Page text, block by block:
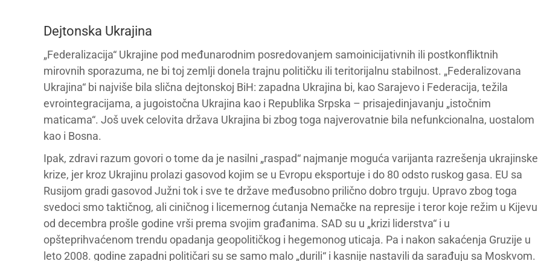
Dejtonska Ukrajina
„Federalizacija“ Ukrajine pod međunarodnim posredovanjem samoinicijativnih ili postkonfliktnih
mirovnih sporazuma, ne bi toj zemlji donela trajnu političku ili teritorijalnu stabilnost. „Federalizovana
Ukrajina“ bi najviše bila slična dejtonskoj BiH: zapadna Ukrajina bi, kao Sarajevo i Federacija, težila
evrointegracijama, a jugoistočna Ukrajina kao i Republika Srpska – prisajedinjavanju „istočnim
maticama“. Još uvek celovita država Ukrajina bi zbog toga najverovatnie bila nefunkcionalna, uostalom
kao i Bosna.
Ipak, zdravi razum govori o tome da je nasilni „raspad“ najmanje moguća varijanta razrešenja ukrajinske
krize, jer kroz Ukrajinu prolazi gasovod kojim se u Evropu eksportuje i do 80 odsto ruskog gasa. EU sa
Rusijom gradi gasovod Južni tok i sve te države međusobno prilično dobro trguju. Upravo zbog toga
svedoci smo taktičnog, ali ciničnog i licemernog ćutanja Nemačke na represije i teror koje režim u Kijevu
od decembra prošle godine vrši prema svojim građanima. SAD su u „krizi liderstva“ i u
opšteprihvaćenom trendu opadanja geopolitičkog i hegemonog uticaja. Pa i nakon sakaćenja Gruzije u
leto 2008. godine zapadni političari su se samo malo „durili“ i kasnije nastavili da sarađuju sa Moskvom.